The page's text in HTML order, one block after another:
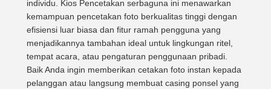
individu. Kios Pencetakan serbaguna ini menawarkan
kemampuan pencetakan foto berkualitas tinggi dengan
efisiensi luar biasa dan fitur ramah pengguna yang
menjadikannya tambahan ideal untuk lingkungan ritel,
tempat acara, atau pengaturan penggunaan pribadi.
Baik Anda ingin memberikan cetakan foto instan kepada
pelanggan atau langsung membuat casing ponsel yang